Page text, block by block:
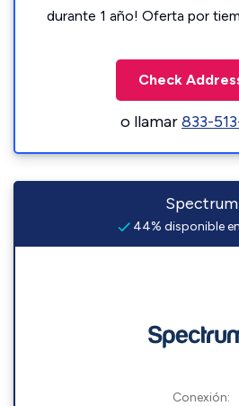
durante 1 año! Oferta por
Check
o llamar833-
Spectrum
44% disponible
Conexión: